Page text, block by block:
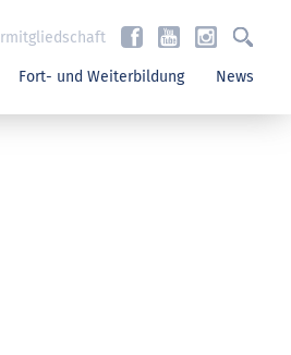
Fort- und Weiterbildung News